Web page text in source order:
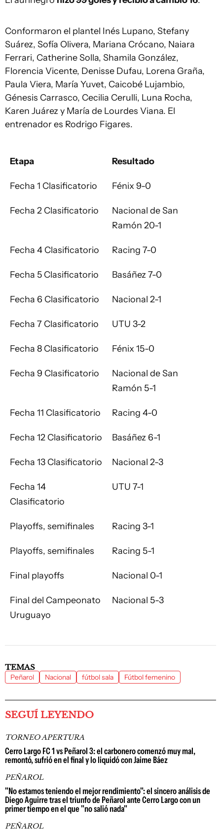
Conformaron el plantel Inés Lupano, Stefany
Suárez, Sofía Olivera, Mariana Crócano, Naiara
Ferrari, Catherine Solla, Shamila González,
Florencia Vicente, Denisse Dufau, Lorena Graña,
Paula Viera, María Yuvet, Caicobé Lujambio,
Génesis Carrasco, Cecilia Cerulli, Luna Rocha,
Karen Juárez y María de Lourdes Viana. El
entrenador es Rodrigo Figares.
Etapa Resultado
Fecha 1 Clasificatorio Fénix 9-0
Fecha 2 Clasificatorio
Nacional de San
Ramón 20-1
Fecha 4 Clasificatorio Racing 7-0
Fecha 5 Clasificatorio Basáñez 7-0
Fecha 6 Clasificatorio Nacional 2-1
Fecha 7 Clasificatorio UTU 3-2
Fecha 8 Clasificatorio Fénix 15-0
Fecha 9 Clasificatorio
Nacional de San
Ramón 5-1
Fecha 11 Clasificatorio Racing 4-0
Fecha 12 Clasificatorio Basáñez 6-1
Fecha 13 Clasificatorio Nacional 2-3
Fecha 14
Clasificatorio
UTU 7-1
Playoffs, semifinales Racing 3-1
Playoffs, semifinales Racing 5-1
Final playoffs Nacional 0-1
Final del Campeonato
Uruguayo
Nacional 5-3
TEMAS
Peñarol Nacional fútbol sala Fútbol femenino
SEGUÍ LEYENDO
TORNEO APERTURA
Cerro Largo FC 1 vs Peñarol 3: el carbonero comenzó muy mal,
remontó, sufrió en el final y lo liquidó con Jaime Báez
PEÑAROL
"No estamos teniendo el mejor rendimiento": el sincero análisis de
Diego Aguirre tras el triunfo de Peñarol ante Cerro Largo con un
primer tiempo en el que "no salió nada"
PEÑAROL